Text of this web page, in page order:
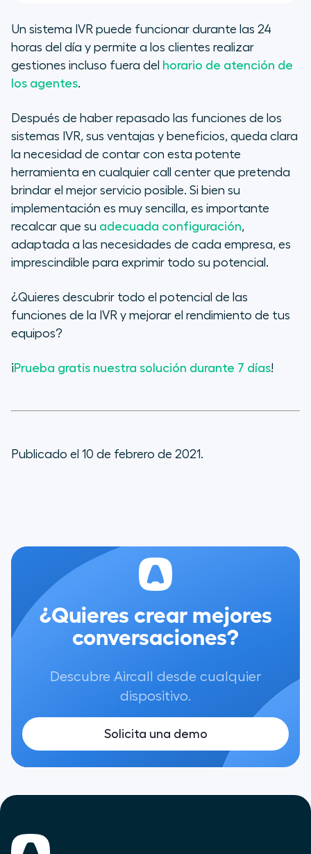
Un sistema IVR puede funcionar durante las 24
horas del día y permite a los clientes realizar
gestiones incluso fuera del horario de atención de
los agentes.
Después de haber repasado las funciones de los
sistemas IVR, sus ventajas y beneficios, queda clara
la necesidad de contar con esta potente
herramienta en cualquier call center que pretenda
brindar el mejor servicio posible. Si bien su
implementación es muy sencilla, es importante
recalcar que su adecuada configuración,
adaptada a las necesidades de cada empresa, es
imprescindible para exprimir todo su potencial.
¿Quieres descubrir todo el potencial de las
funciones de la IVR y mejorar el rendimiento de tus
equipos?
¡Prueba gratis nuestra solución durante 7 días!
Publicado el 10 de febrero de 2021.
¿Quieres crear mejores
conversaciones?
Descubre Aircall desde cualquier
dispositivo.
Solicita una demo